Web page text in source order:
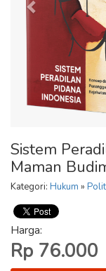
Sistem
Maman
Kategori: Hukum »
Harga:
Rp 76.000